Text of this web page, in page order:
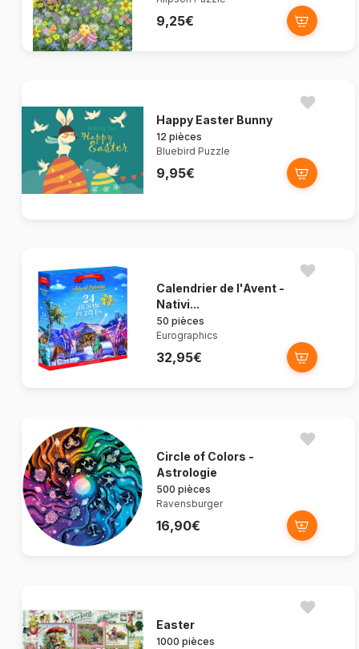
9,25€
Happy Easter Bunny
12 pièces
Bluebird Puzzle
9,95€
Calendrier de l'Avent -
Nativi...
50 pièces
Eurographics
32,95€
Circle of Colors -
Astrologie
500 pièces
Ravensburger
16,90€
Easter
1000 pièces